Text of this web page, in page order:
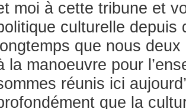
moi à cette tribune et
culturelle depuis
longtemps que nous
la manoeuvre pour
réunis ici
que la